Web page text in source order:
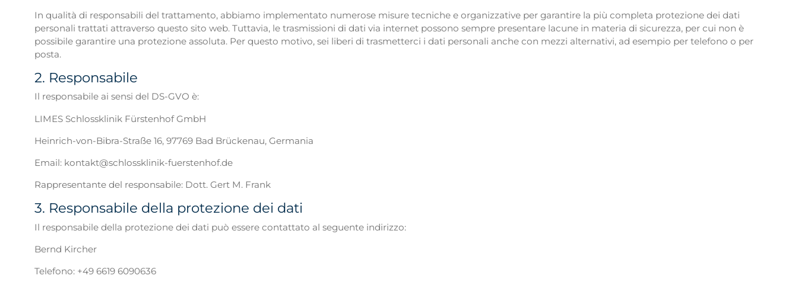
In qualità di responsabili del trattamento, abbiamo implementato numerose misure tecniche e organizzative per garantire la più completa protezione dei dati
personali trattati attraverso questo sito web. Tuttavia, le trasmissioni di dati via internet possono sempre presentare lacune in materia di sicurezza, per cui non è
possibile garantire una protezione assoluta. Per questo motivo, sei liberi di trasmetterci i dati personali anche con mezzi alternativi, ad esempio per telefono o per
posta.
2. Responsabile
Il responsabile ai sensi del DS-GVO è:
LIMES Schlossklinik Fürstenhof GmbH
Heinrich-von-Bibra-Straße 16, 97769 Bad Brückenau, Germania
Email: kontakt@schlossklinik-fuerstenhof.de
Rappresentante del responsabile: Dott. Gert M. Frank
3. Responsabile della protezione dei dati
Il responsabile della protezione dei dati può essere contattato al seguente indirizzo:
Bernd Kircher
Telefono: +49 6619 6090636